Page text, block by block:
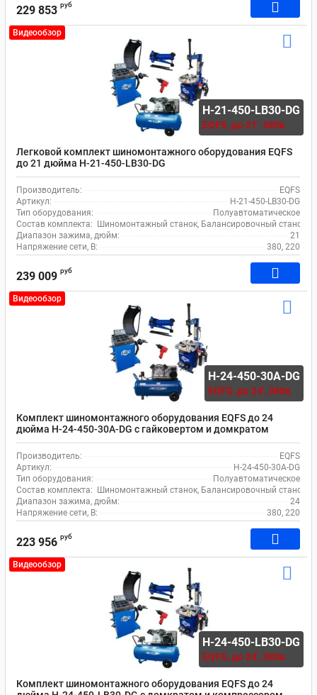
229 853 руб
Видеообзор
H-21-450-LB30-DG
EQFS,до 21', 380в
Легковой комплект шиномонтажного оборудования EQFS
до 21 дюйма H-21-450-LB30-DG
Производитель:
EQFS
Артикул:
H-21-450-LB30-DG
Тип оборудования:
Полуавтоматическое
Состав комплекта:
Шиномонтажный станок, Балансировочный станок,
Диапазон зажима, дюйм:
21
Напряжение сети, В:
380, 220
239 009 руб
Видеообзор
H-24-450-30A-DG
EQFS,до 24', 380в
Комплект шиномонтажного оборудования EQFS до 24
дюйма H-24-450-30A-DG с гайковертом и домкратом
Производитель:
EQFS
Артикул:
H-24-450-30A-DG
Тип оборудования:
Полуавтоматическое
Состав комплекта:
Шиномонтажный станок, Балансировочный станок,
Диапазон зажима, дюйм:
24
Напряжение сети, В:
380, 220
223 956 руб
Видеообзор
H-24-450-LB30-DG
EQFS,до 24', 380в
Комплект шиномонтажного оборудования EQFS до 24